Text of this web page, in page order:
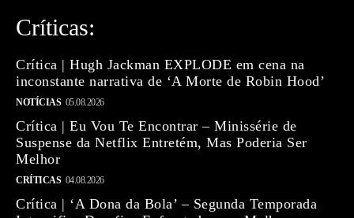
Críticas:
Crítica | Hugh Jackman EXPLODE em cena na
inconstante narrativa de ‘A Morte de Robin Hood’
NOTÍCIAS 05.08.2026
Crítica | Eu Vou Te Encontrar – Minissérie de
Suspense da Netflix Entretém, Mas Poderia Ser
Melhor
CRÍTICAS 04.08.2026
Crítica | ‘A Dona da Bola’ – Segunda Temporada